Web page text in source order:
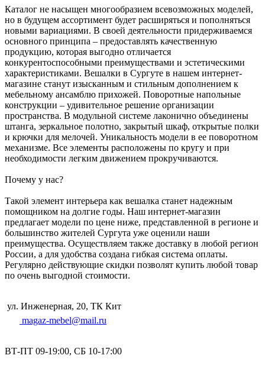
Каталог не насыщен многообразием всевозможных моделей,
но в будущем ассортимент будет расширяться и пополняться
новыми вариациями. В своей деятельности придерживаемся
основного принципа – предоставлять качественную
продукцию, которая выгодно отличается
конкурентоспособными преимуществами и эстетическими
характеристиками. Вешалки в Сургуте в нашем интернет-
магазине станут изысканным и стильным дополнением к
мебельному ансамблю прихожей. Поворотные напольные
конструкции – удивительное решение организации
пространства. В модульной системе лаконично объединены
штанга, зеркальное полотно, закрытый шкаф, открытые полки
и крючки для мелочей. Уникальность модели в ее поворотном
механизме. Все элементы расположены по кругу и при
необходимости легким движением прокручиваются.
Почему у нас?
Такой элемент интерьера как вешалка станет надежным
помощником на долгие годы. Наш интернет-магазин
предлагает модели по цене ниже, представленной в регионе и
большинство жителей Сургута уже оценили наши
преимущества. Осуществляем также доставку в любой регион
России, а для удобства создана гибкая система оплаты.
Регулярно действующие скидки позволят купить любой товар
по очень выгодной стоимости.
ул. Инженерная, 20, ТК Кит
magaz-mebel@mail.ru
ВТ-ПТ 09-19:00, СБ 10-17:00